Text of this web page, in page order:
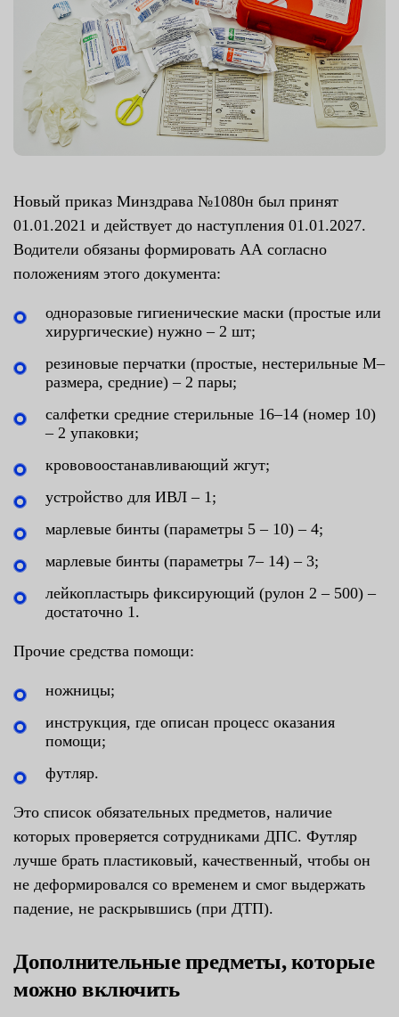
Новый приказ Минздрава №1080н был принят
01.01.2021 и действует до наступления 01.01.2027.
Водители обязаны формировать АА согласно
положениям этого документа:
одноразовые гигиенические маски (простые или
хирургические) нужно – 2 шт;
резиновые перчатки (простые, нестерильные М–
размера, средние) – 2 пары;
салфетки средние стерильные 16–14 (номер 10)
– 2 упаковки;
крововоостанавливающий жгут;
устройство для ИВЛ – 1;
марлевые бинты (параметры 5 – 10) – 4;
марлевые бинты (параметры 7– 14) – 3;
лейкопластырь фиксирующий (рулон 2 – 500) –
достаточно 1.
Прочие средства помощи:
ножницы;
инструкция, где описан процесс оказания
помощи;
футляр.
Это список обязательных предметов, наличие
которых проверяется сотрудниками ДПС. Футляр
лучше брать пластиковый, качественный, чтобы он
не деформировался со временем и смог выдержать
падение, не раскрывшись (при ДТП).
Дополнительные предметы, которые
можно включить